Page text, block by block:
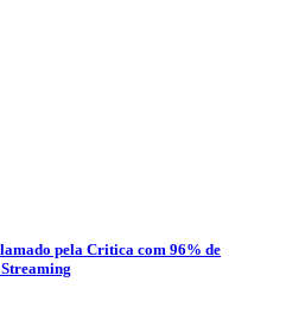
pela Critica com 96% de